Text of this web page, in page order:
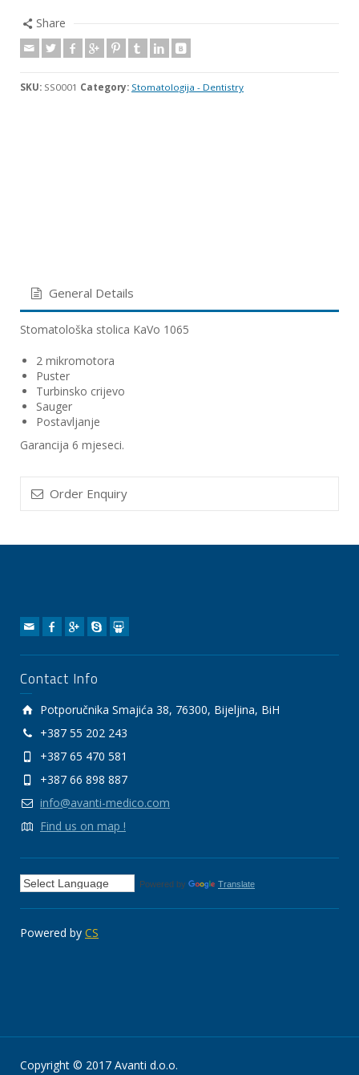
Share
SKU: SS0001 Category: Stomatologija - Dentistry
General Details
Stomatološka stolica KaVo 1065
2 mikromotora
Puster
Turbinsko crijevo
Sauger
Postavljanje
Garancija 6 mjeseci.
Order Enquiry
Contact Info
Potporučnika Smajića 38, 76300, Bijeljina, BiH
+387 55 202 243
+387 65 470 581
+387 66 898 887
info@avanti-medico.com
Find us on map !
Powered by Translate
Powered by CS
Copyright © 2017 Avanti d.o.o.